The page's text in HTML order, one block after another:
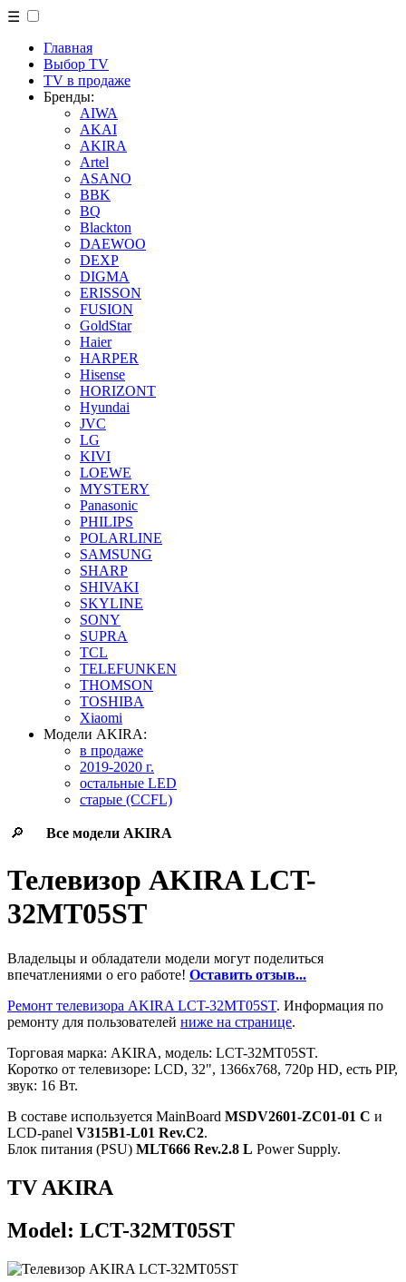
☰
Главная
Выбор TV
TV в продаже
Бренды:
AIWA
AKAI
AKIRA
Artel
ASANO
BBK
BQ
Blackton
DAEWOO
DEXP
DIGMA
ERISSON
FUSION
GoldStar
Haier
HARPER
Hisense
HORIZONT
Hyundai
JVC
LG
KIVI
LOEWE
MYSTERY
Panasonic
PHILIPS
POLARLINE
SAMSUNG
SHARP
SHIVAKI
SKYLINE
SONY
SUPRA
TCL
TELEFUNKEN
THOMSON
TOSHIBA
Xiaomi
Модели AKIRA:
в продаже
2019-2020 г.
остальные LED
старые (CCFL)
🔎 Все модели AKIRA
Телевизор AKIRA LCT-
32MT05ST
Владельцы и обладатели модели могут поделиться
впечатлениями о его работе! Оставить отзыв...
Ремонт телевизора AKIRA LCT-32MT05ST. Информация по
ремонту для пользователей ниже на странице.
Торговая марка: AKIRA, модель: LCT-32MT05ST.
Коротко от телевизоре: LCD, 32", 1366x768, 720p HD, есть PIP,
звук: 16 Вт.
В составе используется MainBoard MSDV2601-ZC01-01 C и
LCD-panel V315B1-L01 Rev.C2.
Блок питания (PSU) MLT666 Rev.2.8 L Power Supply.
TV AKIRA
Model: LCT-32MT05ST